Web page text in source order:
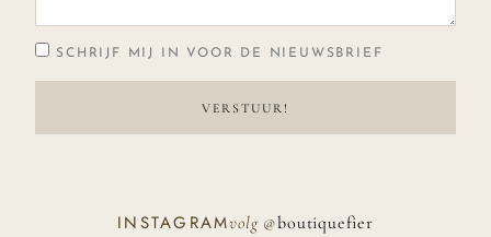
SCHRIJF MIJ IN VOOR DE NIEUWSBRIEF
INSTAGRAMvolg @boutiquefier